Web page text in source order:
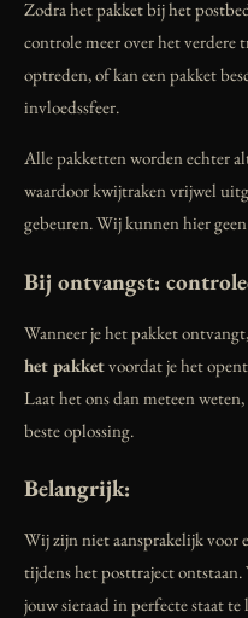
Zodra het pakket bij het
controle meer over het verdere
optreden, of kan een pakket
invloedssfeer.
Alle pakketten worden echter
waardoor kwijtraken vrijwel
gebeuren. Wij kunnen hier
Bij ontvangst:
Wanneer je het pakket ontvangt,
het pakketvoordat je het
Laat het ons dan meteen
beste oplossing.
Belangrijk:
Wij zijn niet aansprakelijk voor
tijdens het posttraject
jouw sieraad in perfecte staat te